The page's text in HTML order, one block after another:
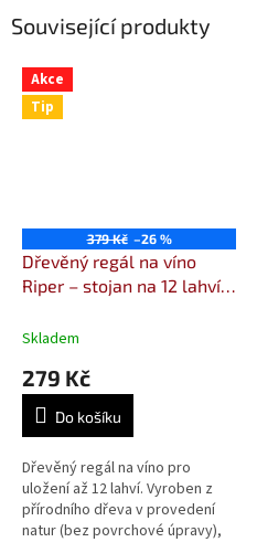
Související produkty
Akce
Tip
379 Kč –26 %
Dřevěný regál na víno
Riper – stojan na 12 lahví –
38×44×25 cm
Skladem
279 Kč
Do košíku
Dřevěný regál na víno pro
uložení až 12 lahví. Vyroben z
přírodního dřeva v provedení
natur (bez povrchové úpravy),